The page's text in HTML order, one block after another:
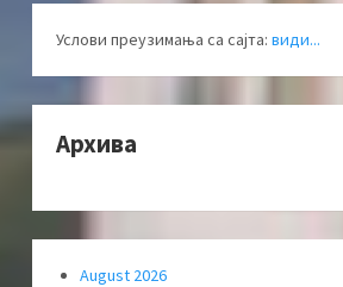
Услови преузимања са сајта: види...
Архива
August 2026